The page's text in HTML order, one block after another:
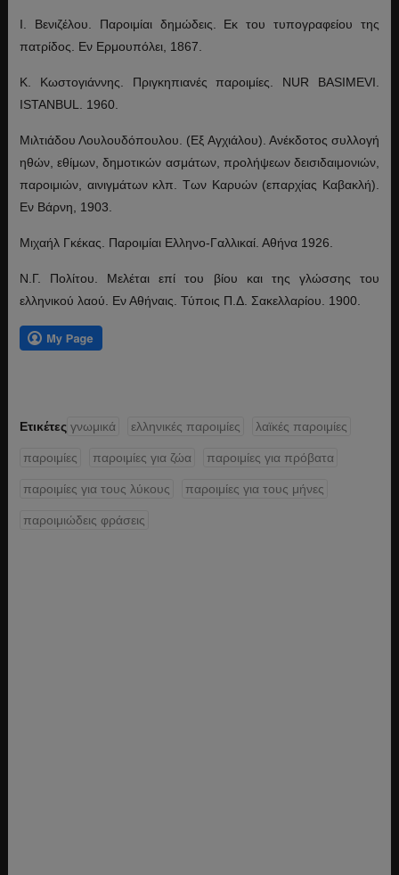
Ι. Βενιζέλου. Παροιμίαι δημώδεις. Εκ του τυπογραφείου της
πατρίδος. Εν Ερμουπόλει, 1867.
Κ. Κωστογιάννης. Πριγκηπιανές παροιμίες. NUR BASIMEVI.
ISTANBUL. 1960.
Μιλτιάδου Λουλουδόπουλου. (Εξ Αγχιάλου). Ανέκδοτος συλλογή
ηθών, εθίμων, δημοτικών ασμάτων, προλήψεων δεισιδαιμονιών,
παροιμιών, αινιγμάτων κλπ. Των Καρυών (επαρχίας Καβακλή).
Εν Βάρνη, 1903.
Μιχαήλ Γκέκας. Παροιμίαι Ελληνο-Γαλλικαί. Αθήνα 1926.
Ν.Γ. Πολίτου. Μελέται επί του βίου και της γλώσσης του
ελληνικού λαού. Εν Αθήναις. Τύποις Π.Δ. Σακελλαρίου. 1900.
Ετικέτες γνωμικά ελληνικές παροιμίες λαϊκές παροιμίες
παροιμίες παροιμίες για ζώα παροιμίες για πρόβατα
παροιμίες για τους λύκους παροιμίες για τους μήνες
παροιμιώδεις φράσεις